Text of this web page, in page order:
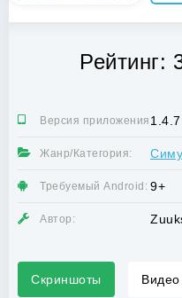
Рейтинг:
Версия приложения:1.4.7
Жанр/Категория:
Требуемый Android: 9+
Автор:
Скриншоты Видео